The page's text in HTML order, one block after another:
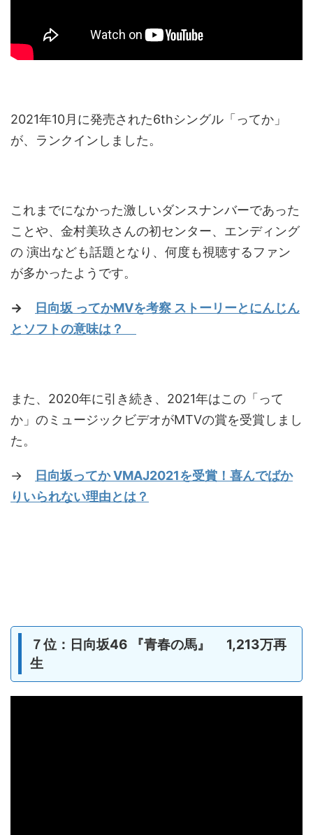
2021年10月に発売された6thシングル「ってか」
が、ランクインしました。
これまでになかった激しいダンスナンバーであった
ことや、金村美玖さんの初センター、エンディング
の 演出なども話題となり、何度も視聴するファン
が多かったようです。
→
日向坂 ってかMVを考察 ストーリーとにんじん
とソフトの意味は？
また、2020年に引き続き、2021年はこの「って
か」のミュージックビデオがMTVの賞を受賞しまし
た。
→
日向坂ってか VMAJ2021を受賞！喜んでばか
りいられない理由とは？
７位：日向坂46 『青春の馬』 1,213万再
生